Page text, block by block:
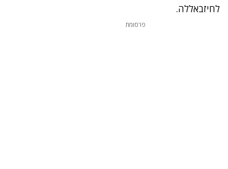
לחיזבאללה.
פרסומת